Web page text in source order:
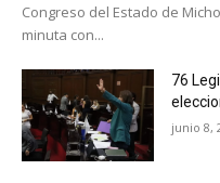
Congreso del Estado de
minuta con...
76
junio 8,